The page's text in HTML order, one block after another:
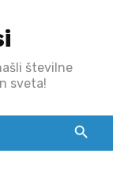
številne
sveta!